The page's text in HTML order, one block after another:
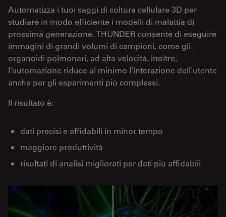
Automatizza i tuoi saggi di coltura cellulare 3D per
studiare in modo efficiente i modelli di malattia di
prossima generazione. THUNDER consente di eseguire
immagini di grandi volumi di campioni, come gli
organoidi polmonari, ad alta velocità. Inoltre,
l'automazione riduce al minimo l'interazione dell'utente
anche per gli esperimenti più complessi.
Il risultato è:
dati precisi e affidabili in minor tempo
maggiore produttività
risultati di analisi migliorati per dati più affidabili